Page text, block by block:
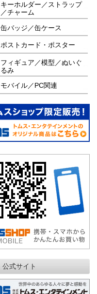
キーホルダー／ストラップ
／チャーム
缶バッジ／缶ケース
ポストカード・ポスター
フィギュア／模型／ぬいぐ
るみ
モバイル／PC関連
公式サイト